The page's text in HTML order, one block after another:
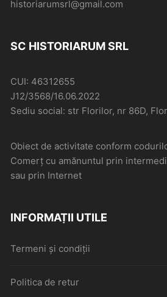
historiarumsrl@gmail.com
SC HISTORIARUM SRL
CUI: 46312655
J12/3568/16.06.2022
Sediu social: str Florilor, nr 86D,
Obiect de activitate conform
Comerţ cu amănuntul prin
sau prin Internet
INFORMAȚII UTILE
Termeni și condiții
Politica de retur